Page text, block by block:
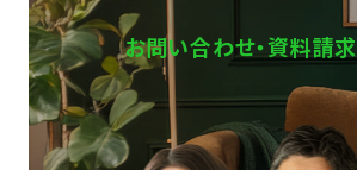
お問い合わせ・資料請求